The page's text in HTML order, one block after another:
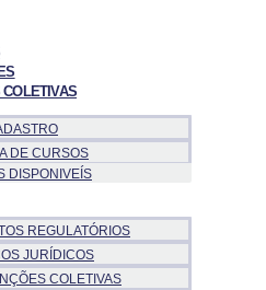
DE CURSOS
DISPONIVEÍS
REGULATÓRIOS
JURÍDICOS
COLETIVAS